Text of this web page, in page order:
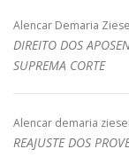
Alencar Demaria
DIREITO DOS
SUPREMA CORTE
Alencar demaria
REAJUSTE DOS